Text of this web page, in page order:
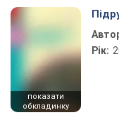
показати
обкладинку
Рік: